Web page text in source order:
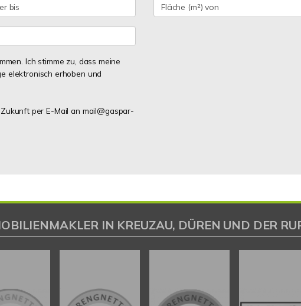
Ich stimme zu, dass meine
elektronisch erhoben und
per E-Mail an mail@gaspar-
IN KREUZAU, DÜREN UND DER